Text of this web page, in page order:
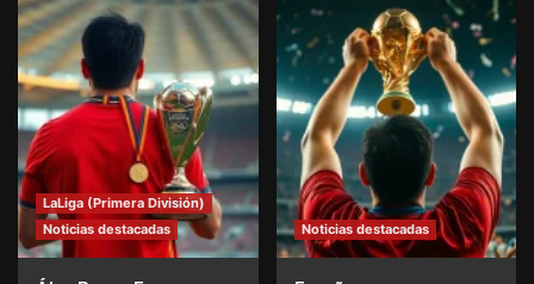
LaLiga (Primera División)
Noticias destacadas
Noticias destacadas